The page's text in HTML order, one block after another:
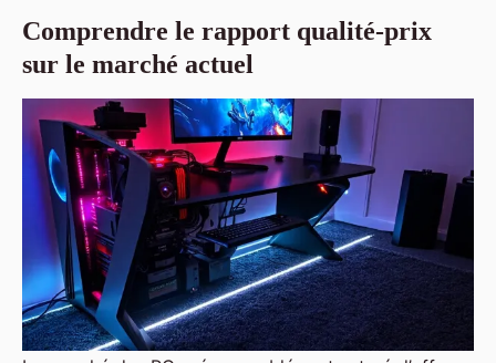
Comprendre le rapport qualité-prix
sur le marché actuel